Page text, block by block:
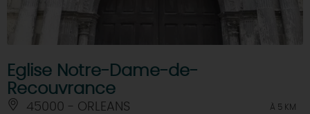
Eglise Notre-Dame-de-
Recouvrance
45000 - ORLEANS À 5 KM